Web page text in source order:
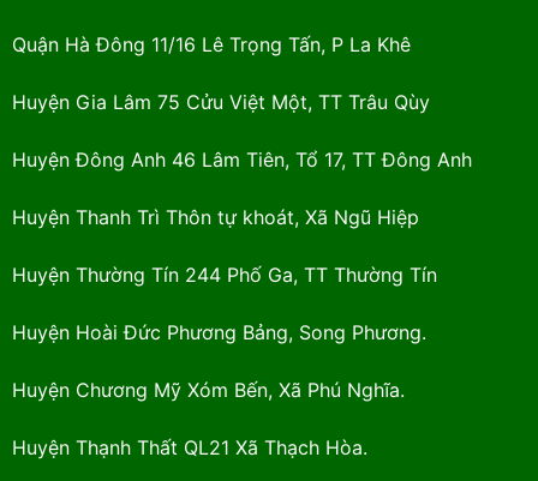
Quận Hà Đông 11/16 Lê Trọng Tấn, P La Khê
Huyện Gia Lâm 75 Cửu Việt Một, TT Trâu Qùy
Huyện Đông Anh 46 Lâm Tiên, Tổ 17, TT Đông Anh
Huyện Thanh Trì Thôn tự khoát, Xã Ngũ Hiệp
Huyện Thường Tín 244 Phố Ga, TT Thường Tín
Huyện Hoài Đức Phương Bảng, Song Phương.
Huyện Chương Mỹ Xóm Bến, Xã Phú Nghĩa.
Huyện Thạnh Thất QL21 Xã Thạch Hòa.